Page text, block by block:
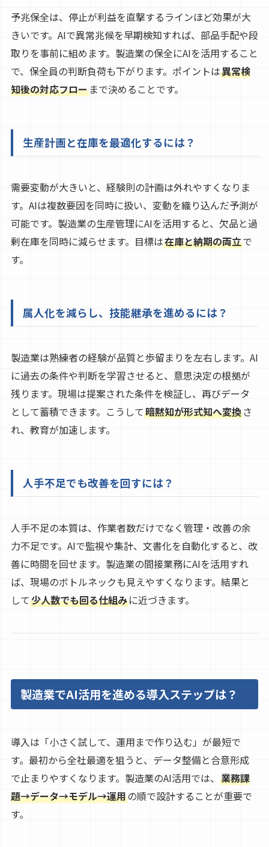
予兆保全は、停止が利益を直撃するラインほど効果が大
きいです。AIで異常兆候を早期検知すれば、部品手配や段
取りを事前に組めます。製造業の保全にAIを活用すること
で、保全員の判断負荷も下がります。ポイントは異常検
知後の対応フローまで決めることです。
生産計画と在庫を最適化するには？
需要変動が大きいと、経験則の計画は外れやすくなりま
す。AIは複数要因を同時に扱い、変動を織り込んだ予測が
可能です。製造業の生産管理にAIを活用すると、欠品と過
剰在庫を同時に減らせます。目標は在庫と納期の両立で
す。
属人化を減らし、技能継承を進めるには？
製造業は熟練者の経験が品質と歩留まりを左右します。AI
に過去の条件や判断を学習させると、意思決定の根拠が
残ります。現場は提案された条件を検証し、再びデータ
として蓄積できます。こうして暗黙知が形式知へ変換さ
れ、教育が加速します。
人手不足でも改善を回すには？
人手不足の本質は、作業者数だけでなく管理・改善の余
力不足です。AIで監視や集計、文書化を自動化すると、改
善に時間を回せます。製造業の間接業務にAIを活用すれ
ば、現場のボトルネックも見えやすくなります。結果と
して少人数でも回る仕組みに近づきます。
製造業でAI活用を進める導入ステップは？
導入は「小さく試して、運用まで作り込む」が最短で
す。最初から全社最適を狙うと、データ整備と合意形成
で止まりやすくなります。製造業のAI活用では、 業務課
題→データ→モデル→運用の順で設計することが重要で
す。